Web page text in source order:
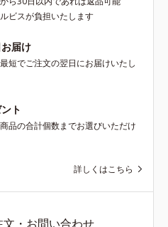
ビスが負担いたします
届け
短でご注文の翌日にお届けいたし
ト
品の合計個数までお選びいただけ
詳しくはこちら
・お問い合わせ